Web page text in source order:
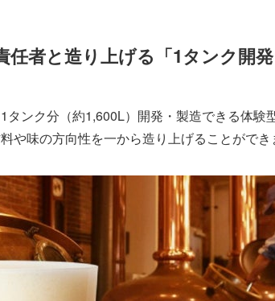
者と造り上げる「1タンク開発
タンク分（約1,600L）開発・製造できる体験
や味の方向性を一から造り上げることができ